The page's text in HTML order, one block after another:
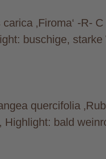
carica ‚Firoma‘ -R-
buschige, starke
quercifolia
Highlight: bald